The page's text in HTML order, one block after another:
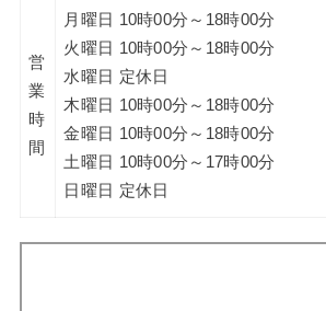
営
業
時
間
月曜日 10時00分～18時00分
火曜日 10時00分～18時00分
水曜日 定休日
木曜日 10時00分～18時00分
金曜日 10時00分～18時00分
土曜日 10時00分～17時00分
日曜日 定休日